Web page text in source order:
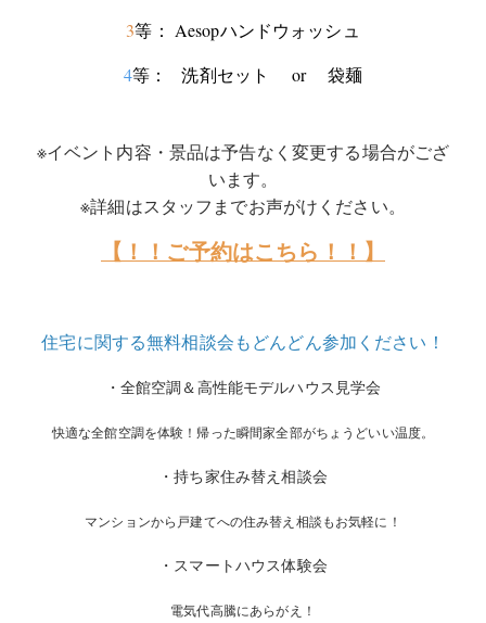
3等： Aesopハンドウォッシュ
4等： 洗剤セット or 袋麺
※イベント内容・景品は予告なく変更する場合がござ
います。
※詳細はスタッフまでお声がけください。
【！！ご予約はこちら！！】
住宅に関する無料相談会もどんどん参加ください！
・全館空調＆高性能モデルハウス見学会
快適な全館空調を体験！帰った瞬間家全部がちょうどいい温度。
・持ち家住み替え相談会
マンションから戸建てへの住み替え相談もお気軽に！
・スマートハウス体験会
電気代高騰にあらがえ！